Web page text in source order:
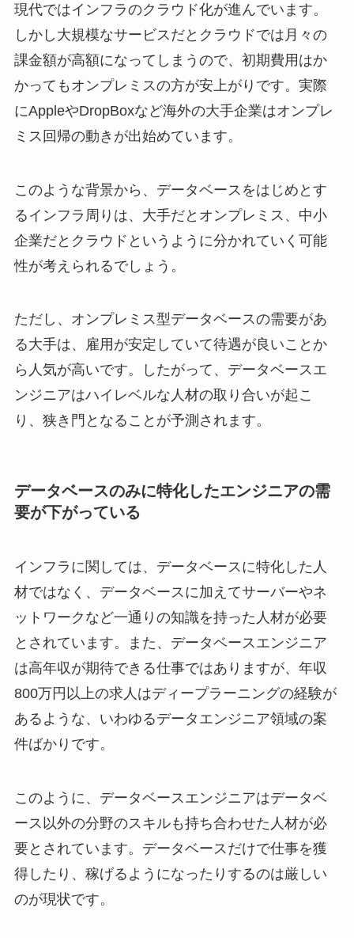
現代ではインフラのクラウド化が進んでいます。
しかし大規模なサービスだとクラウドでは月々の
課金額が高額になってしまうので、初期費用はか
かってもオンプレミスの方が安上がりです。実際
にAppleやDropBoxなど海外の大手企業はオンプレ
ミス回帰の動きが出始めています。
このような背景から、データベースをはじめとす
るインフラ周りは、大手だとオンプレミス、中小
企業だとクラウドというように分かれていく可能
性が考えられるでしょう。
ただし、オンプレミス型データベースの需要があ
る大手は、雇用が安定していて待遇が良いことか
ら人気が高いです。したがって、データベースエ
ンジニアはハイレベルな人材の取り合いが起こ
り、狭き門となることが予測されます。
データベースのみに特化したエンジニアの需
要が下がっている
インフラに関しては、データベースに特化した人
材ではなく、データベースに加えてサーバーやネ
ットワークなど一通りの知識を持った人材が必要
とされています。また、データベースエンジニア
は高年収が期待できる仕事ではありますが、年収
800万円以上の求人はディープラーニングの経験が
あるような、いわゆるデータエンジニア領域の案
件ばかりです。
このように、データベースエンジニアはデータベ
ース以外の分野のスキルも持ち合わせた人材が必
要とされています。データベースだけで仕事を獲
得したり、稼げるようになったりするのは厳しい
のが現状です。